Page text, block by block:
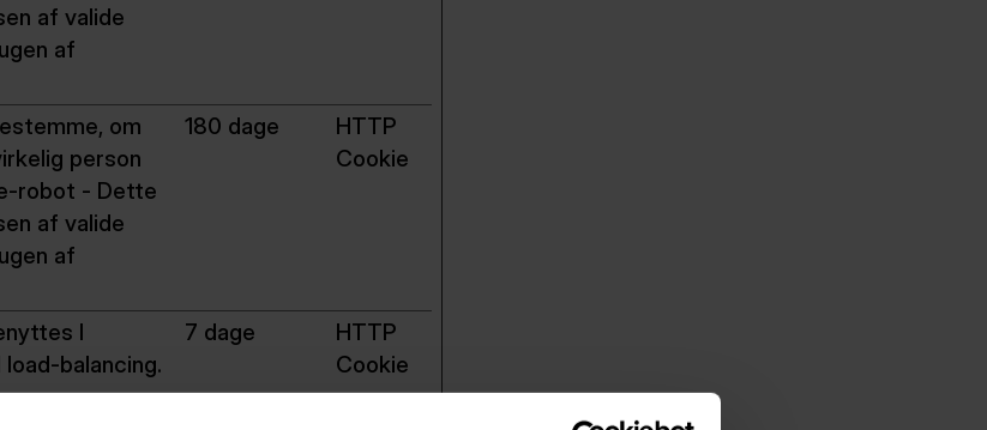
af valide
af
om
person
robot - Dette
af valide
af
180 dage
HTTP
Cookie
I
balancing.
7 dage
HTTP
Cookie